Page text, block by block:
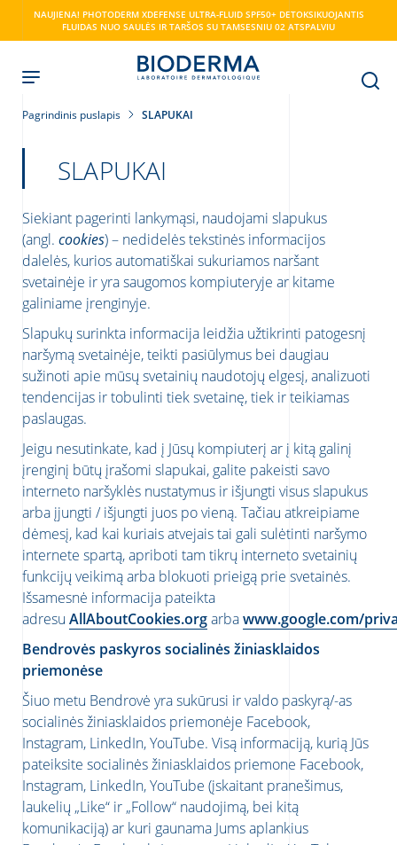
NAUJIENA! PHOTODERM XDEFENSE ULTRA-FLUID SPF50+ DETOKSIKUOJANTIS
FLUIDAS NUO SAULĖS IR TARŠOS SU TAMSESNIU 02 ATSPALVIU
vietą
MŪSŲ NAUJIENLAIŠKI!
Pagrindinis puslapis SLAPUKAI
SLAPUKAI
Siekiant pagerinti lankymąsi, naudojami slapukus
(angl. cookies) – nedidelės tekstinės informacijos
dalelės, kurios automatiškai sukuriamos naršant
svetainėje ir yra saugomos kompiuteryje ar kitame
galiniame įrenginyje.
Slapukų surinkta informacija leidžia užtikrinti patogesnį
naršymą svetainėje, teikti pasiūlymus bei daugiau
sužinoti apie mūsų svetainių naudotojų elgesį, analizuoti
tendencijas ir tobulinti tiek svetainę, tiek ir teikiamas
paslaugas.
Jeigu nesutinkate, kad į Jūsų kompiuterį ar į kitą galinį
įrenginį būtų įrašomi slapukai, galite pakeisti savo
interneto naršyklės nustatymus ir išjungti visus slapukus
arba įjungti / išjungti juos po vieną. Tačiau atkreipiame
dėmesį, kad kai kuriais atvejais tai gali sulėtinti naršymo
internete spartą, apriboti tam tikrų interneto svetainių
funkcijų veikimą arba blokuoti prieigą prie svetainės.
Išsamesnė informacija pateikta
adresu AllAboutCookies.orgarbawww.google.com/
Bendrovės paskyros socialinės žiniasklaidos
priemonėse
Šiuo metu Bendrovė yra sukūrusi ir valdo paskyrą/-as
socialinės žiniasklaidos priemonėje Facebook,
Instagram, LinkedIn, YouTube. Visą informaciją, kurią Jūs
pateiksite socialinės žiniasklaidos priemone Facebook,
Instagram, LinkedIn, YouTube (įskaitant pranešimus,
laukelių „Like“ ir „Follow“ naudojimą, bei kitą
komunikaciją) ar kuri gaunama Jums aplankius